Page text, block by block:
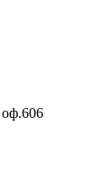
оф.606